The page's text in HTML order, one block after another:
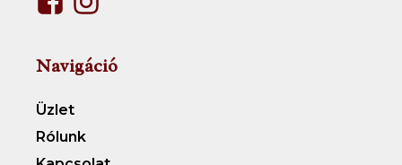
Navigáció
Üzlet
Rólunk